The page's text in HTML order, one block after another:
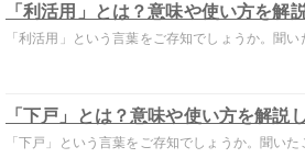
「利活用」とは？意味や使い方を解
「利活用」という言葉をご存知でしょうか。聞
「下戸」とは？意味や使い方を解説
「下戸」という言葉をご存知でしょうか。聞い